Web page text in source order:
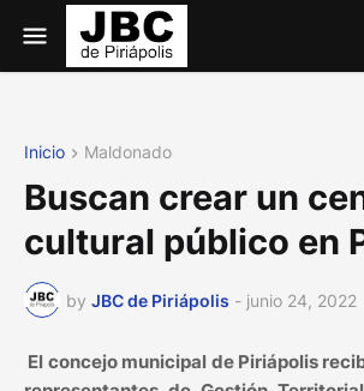
Inicio Maldonado
Buscan crear un
cultural público en
by JBC de Piriápolis - junio 24, 2022
El concejo municipal de Piriápolis